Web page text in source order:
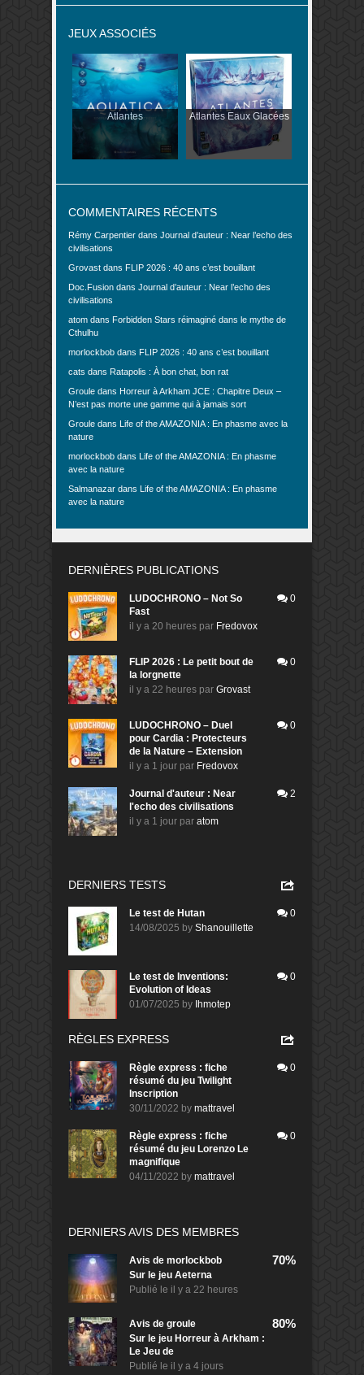
JEUX ASSOCIÉS
Atlantes Atlantes Eaux Glacées
COMMENTAIRES RÉCENTS
Rémy Carpentier dans Journal d’auteur : Near l’echo des
civilisations
Grovast dans FLIP 2026 : 40 ans c’est bouillant
Doc.Fusion dans Journal d’auteur : Near l’echo des
civilisations
atom dans Forbidden Stars réimaginé dans le mythe de
Cthulhu
morlockbob dans FLIP 2026 : 40 ans c’est bouillant
cats dans Ratapolis : À bon chat, bon rat
Groule dans Horreur à Arkham JCE : Chapitre Deux –
N’est pas morte une gamme qui à jamais sort
Groule dans Life of the AMAZONIA : En phasme avec la
nature
morlockbob dans Life of the AMAZONIA : En phasme
avec la nature
Salmanazar dans Life of the AMAZONIA : En phasme
avec la nature
DERNIÈRES PUBLICATIONS
LUDOCHRONO – Not So
Fast
il y a 20 heures par Fredovox
0
FLIP 2026 : Le petit bout de
la lorgnette
il y a 22 heures par Grovast
0
LUDOCHRONO – Duel
pour Cardia : Protecteurs
de la Nature – Extension
il y a 1 jour par Fredovox
0
Journal d'auteur : Near
l'echo des civilisations
il y a 1 jour par atom
2
DERNIERS TESTS
Le test de Hutan
14/08/2025 by Shanouillette
0
Le test de Inventions:
Evolution of Ideas
01/07/2025 by Ihmotep
0
RÈGLES EXPRESS
Règle express : fiche
résumé du jeu Twilight
Inscription
30/11/2022 by mattravel
0
Règle express : fiche
résumé du jeu Lorenzo Le
magnifique
04/11/2022 by mattravel
0
DERNIERS AVIS DES MEMBRES
Avis de morlockbob
Sur le jeu Aeterna
Publié le il y a 22 heures
70%
Avis de groule
Sur le jeu Horreur à Arkham :
Le Jeu de
Publié le il y a 4 jours
80%